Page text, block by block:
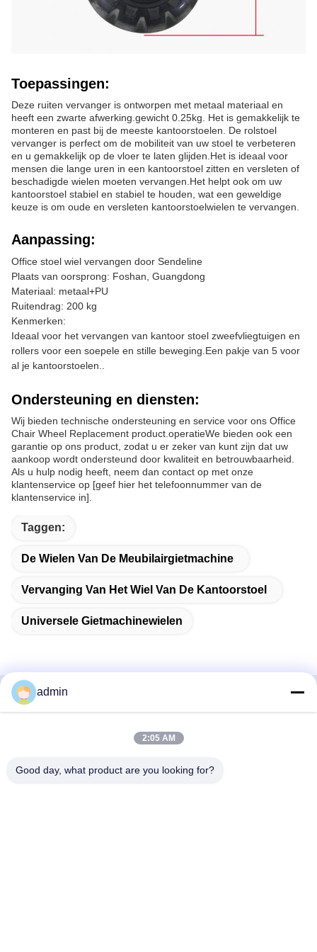
Toepassingen:
Deze ruiten vervanger is ontworpen met metaal materiaal en
heeft een zwarte afwerking.gewicht 0.25kg. Het is gemakkelijk te
monteren en past bij de meeste kantoorstoelen. De rolstoel
vervanger is perfect om de mobiliteit van uw stoel te verbeteren
en u gemakkelijk op de vloer te laten glijden.Het is ideaal voor
mensen die lange uren in een kantoorstoel zitten en versleten of
beschadigde wielen moeten vervangen.Het helpt ook om uw
kantoorstoel stabiel en stabiel te houden, wat een geweldige
keuze is om oude en versleten kantoorstoelwielen te vervangen.
Aanpassing:
Office stoel wiel vervangen door Sendeline
Plaats van oorsprong: Foshan, Guangdong
Materiaal: metaal+PU
Ruitendrag: 200 kg
Kenmerken:
Ideaal voor het vervangen van kantoor stoel zweefvliegtuigen en
rollers voor een soepele en stille beweging.Een pakje van 5 voor
al je kantoorstoelen..
Ondersteuning en diensten:
Wij bieden technische ondersteuning en service voor ons Office
Chair Wheel Replacement product.operatieWe bieden ook een
garantie op ons product, zodat u er zeker van kunt zijn dat uw
aankoop wordt ondersteund door kwaliteit en betrouwbaarheid.
Als u hulp nodig heeft, neem dan contact op met onze
klantenservice op [geef hier het telefoonnummer van de
klantenservice in].
Taggen:
De Wielen Van De Meubilairgietmachine
Vervanging Van Het Wiel Van De Kantoorstoel
Universele Gietmachinewielen
Snel contact
City, provincie Guangdong, China
admin
2:05 AM
Good day, what product are you looking for?